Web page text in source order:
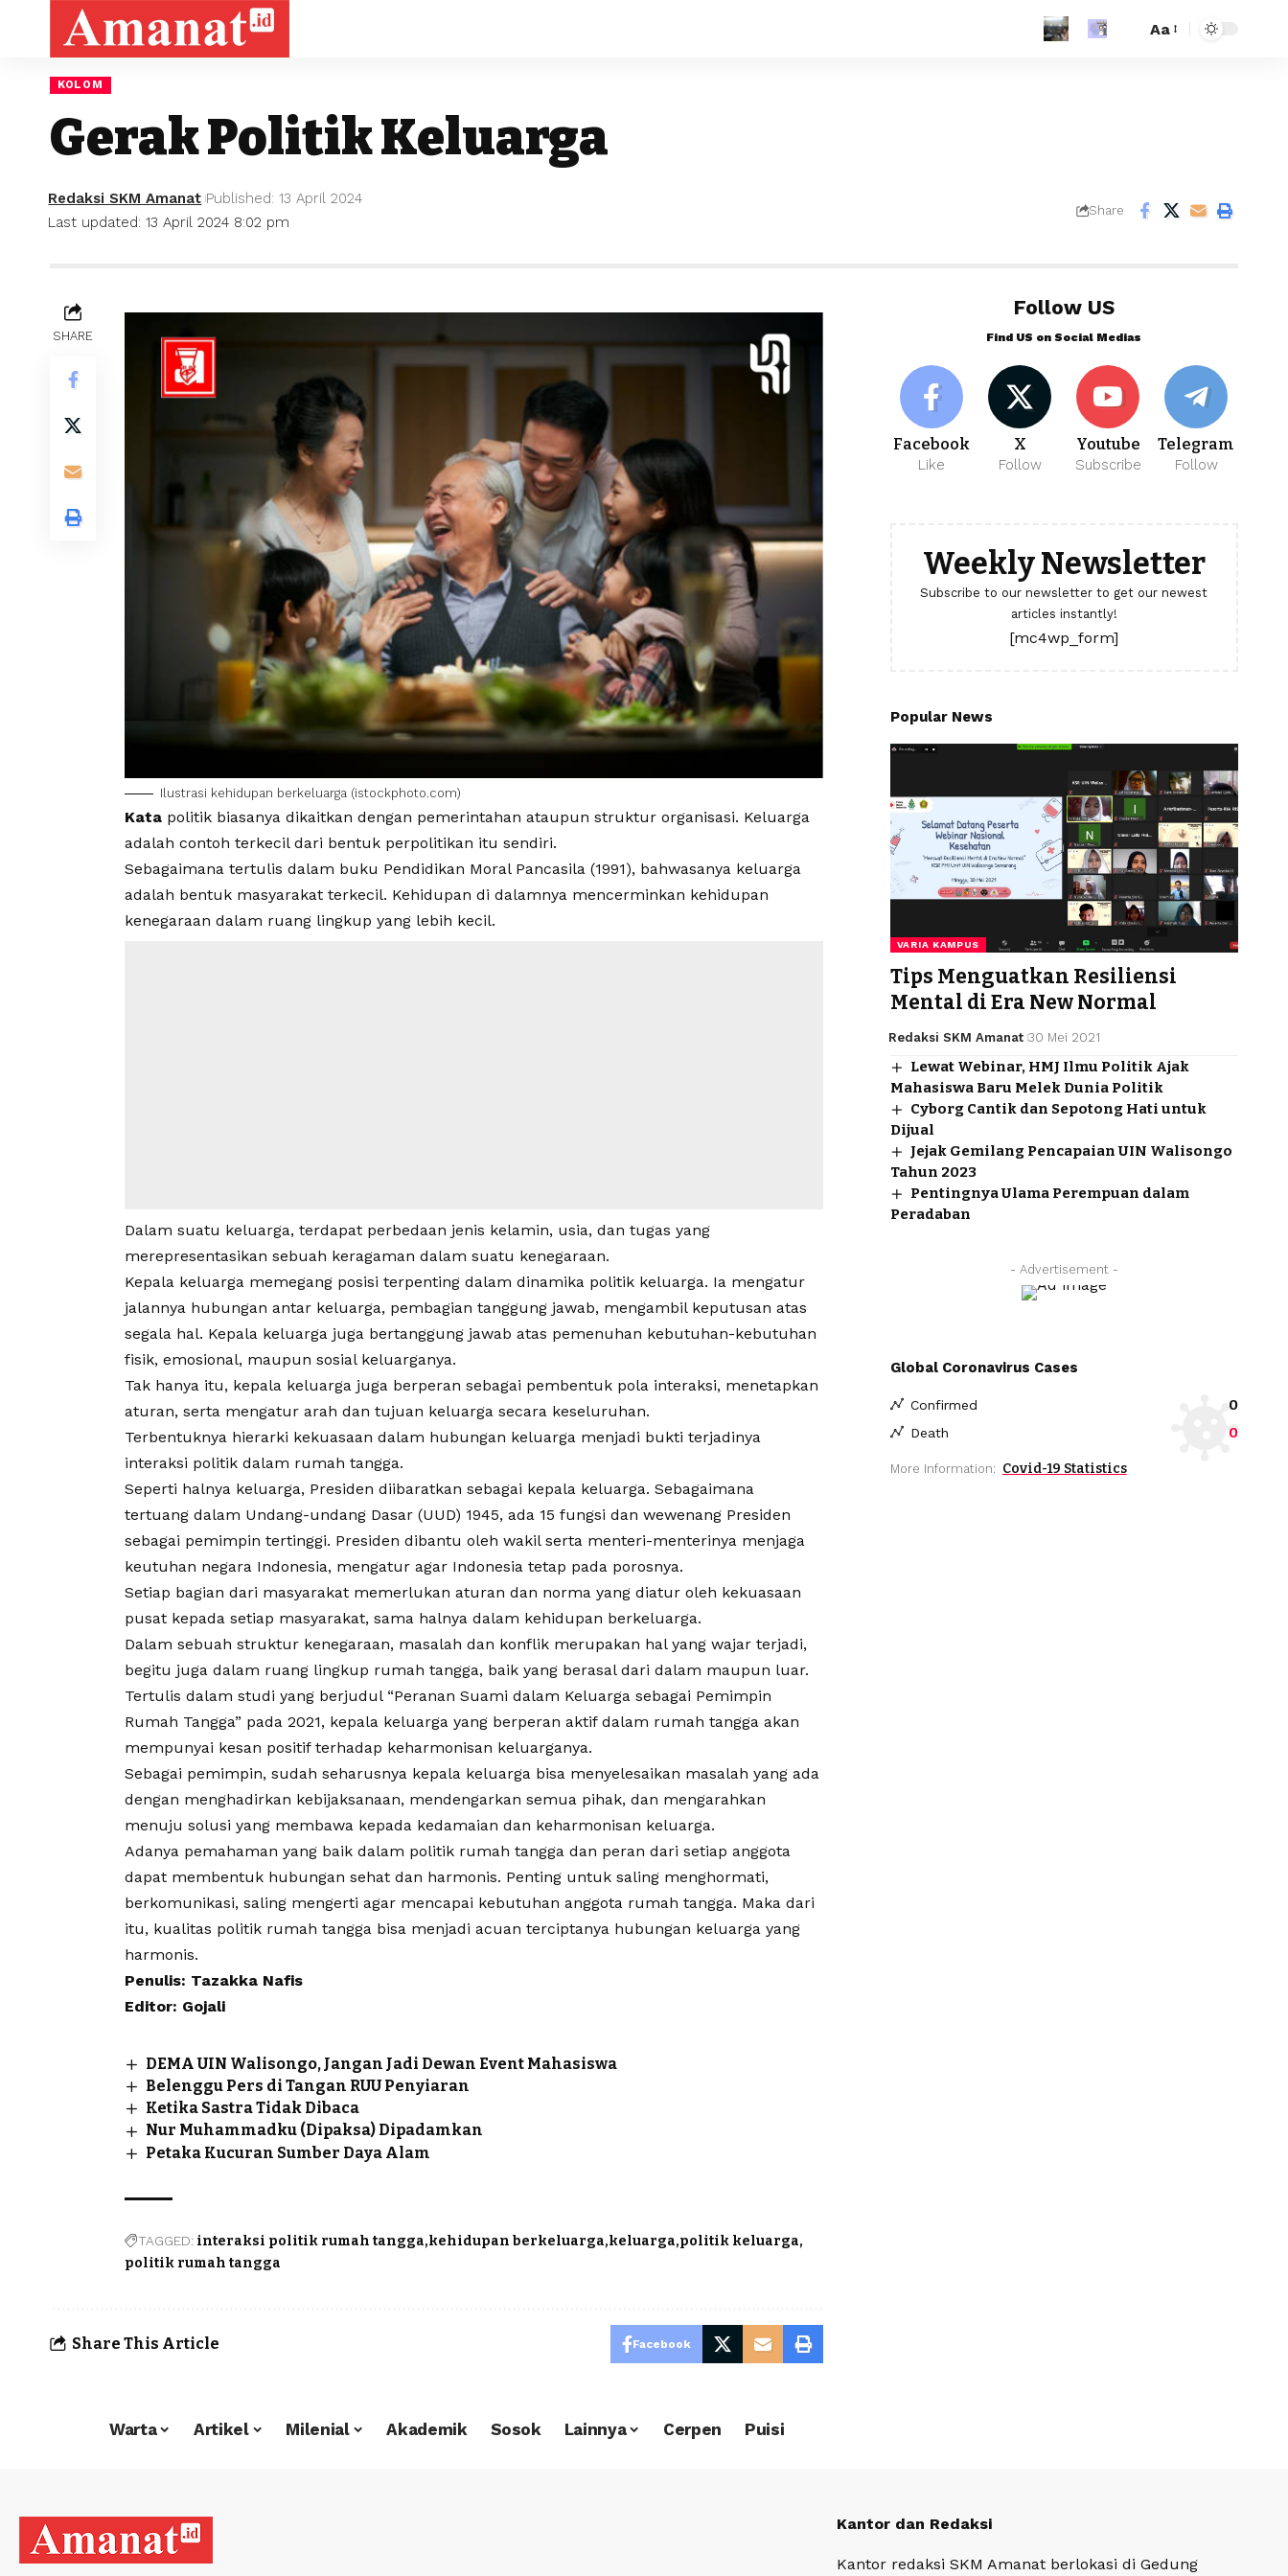
Aa
KOLOM
Gerak Politik Keluarga
Last updated: 13 April 2024 8:02 pm
Redaksi SKM Amanat Published: 13 April 2024
Share
SHARE
Ilustrasi kehidupan berkeluarga (istockphoto.com)
Kata politik biasanya dikaitkan dengan pemerintahan ataupun struktur organisasi. Keluarga
adalah contoh terkecil dari bentuk perpolitikan itu sendiri.
Sebagaimana tertulis dalam buku Pendidikan Moral Pancasila (1991), bahwasanya keluarga
adalah bentuk masyarakat terkecil. Kehidupan di dalamnya mencerminkan kehidupan
kenegaraan dalam ruang lingkup yang lebih kecil.
Dalam suatu keluarga, terdapat perbedaan jenis kelamin, usia, dan tugas yang
merepresentasikan sebuah keragaman dalam suatu kenegaraan.
Kepala keluarga memegang posisi terpenting dalam dinamika politik keluarga. Ia mengatur
jalannya hubungan antar keluarga, pembagian tanggung jawab, mengambil keputusan atas
segala hal. Kepala keluarga juga bertanggung jawab atas pemenuhan kebutuhan-kebutuhan
fisik, emosional, maupun sosial keluarganya.
Tak hanya itu, kepala keluarga juga berperan sebagai pembentuk pola interaksi, menetapkan
aturan, serta mengatur arah dan tujuan keluarga secara keseluruhan.
Terbentuknya hierarki kekuasaan dalam hubungan keluarga menjadi bukti terjadinya
interaksi politik dalam rumah tangga.
Seperti halnya keluarga, Presiden diibaratkan sebagai kepala keluarga. Sebagaimana
tertuang dalam Undang-undang Dasar (UUD) 1945, ada 15 fungsi dan wewenang Presiden
sebagai pemimpin tertinggi. Presiden dibantu oleh wakil serta menteri-menterinya menjaga
keutuhan negara Indonesia, mengatur agar Indonesia tetap pada porosnya.
Setiap bagian dari masyarakat memerlukan aturan dan norma yang diatur oleh kekuasaan
pusat kepada setiap masyarakat, sama halnya dalam kehidupan berkeluarga.
Dalam sebuah struktur kenegaraan, masalah dan konflik merupakan hal yang wajar terjadi,
begitu juga dalam ruang lingkup rumah tangga, baik yang berasal dari dalam maupun luar.
Tertulis dalam studi yang berjudul “Peranan Suami dalam Keluarga sebagai Pemimpin
Rumah Tangga” pada 2021, kepala keluarga yang berperan aktif dalam rumah tangga akan
mempunyai kesan positif terhadap keharmonisan keluarganya.
Sebagai pemimpin, sudah seharusnya kepala keluarga bisa menyelesaikan masalah yang ada
dengan menghadirkan kebijaksanaan, mendengarkan semua pihak, dan mengarahkan
menuju solusi yang membawa kepada kedamaian dan keharmonisan keluarga.
Adanya pemahaman yang baik dalam politik rumah tangga dan peran dari setiap anggota
dapat membentuk hubungan sehat dan harmonis. Penting untuk saling menghormati,
berkomunikasi, saling mengerti agar mencapai kebutuhan anggota rumah tangga. Maka dari
itu, kualitas politik rumah tangga bisa menjadi acuan terciptanya hubungan keluarga yang
harmonis.
Penulis: Tazakka Nafis
Editor: Gojali
DEMA UIN Walisongo, Jangan Jadi Dewan Event Mahasiswa
Belenggu Pers di Tangan RUU Penyiaran
Ketika Sastra Tidak Dibaca
Nur Muhammadku (Dipaksa) Dipadamkan
Petaka Kucuran Sumber Daya Alam
TAGGED: interaksi politik rumah tangga kehidupan berkeluarga keluarga politik keluarga
politik rumah tangga
Share This Article Facebook
Follow US
Find US on Social Medias
Facebook
Like
X
Follow
Youtube
Subscribe
Telegram
Follow
Weekly Newsletter
Subscribe to our newsletter to get our newest
articles instantly!
[mc4wp_form]
Popular News
VARIA KAMPUS
Tips Menguatkan Resiliensi
Mental di Era New Normal
Redaksi SKM Amanat 30 Mei 2021
Lewat Webinar, HMJ Ilmu Politik Ajak
Mahasiswa Baru Melek Dunia Politik
Cyborg Cantik dan Sepotong Hati untuk
Dijual
Jejak Gemilang Pencapaian UIN Walisongo
Tahun 2023
Pentingnya Ulama Perempuan dalam
Peradaban
- Advertisement -
Global Coronavirus Cases
Confirmed 0
Death 0
More Information: Covid-19 Statistics
Warta Artikel Milenial Akademik Sosok Lainnya Cerpen Puisi
Kantor dan Redaksi
Kantor redaksi SKM Amanat berlokasi di Gedung